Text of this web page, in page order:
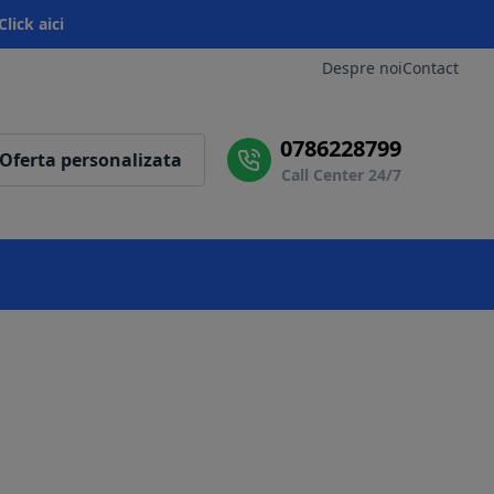
Click aici
Despre noiContact
Oferta personalizata 0786228799
Call Center 24/7